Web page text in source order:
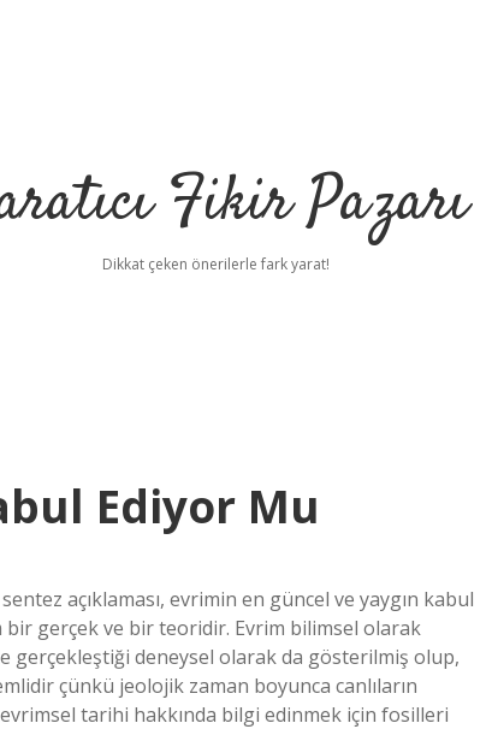
Fikir Pazarı
Dikkat çeken önerilerle fark yarat!
Ediyor Mu
açıklaması, evrimin en güncel ve yaygın kabul
gerçek ve bir teoridir. Evrim bilimsel olarak
gerçekleştiği deneysel olarak da gösterilmiş olup,
çünkü jeolojik zaman boyunca canlıların
tarihi hakkında bilgi edinmek için fosilleri